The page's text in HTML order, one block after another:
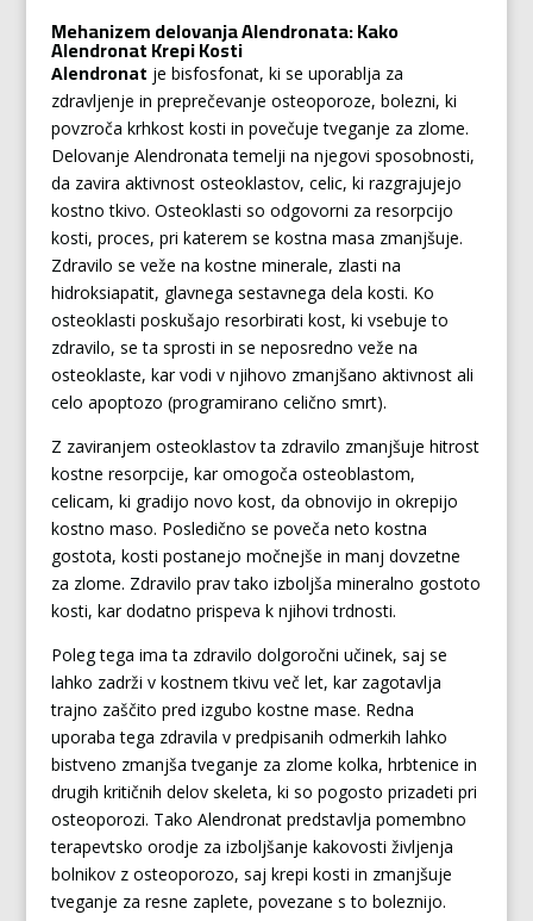
Mehanizem delovanja Alendronata: Kako
Alendronat Krepi Kosti
Alendronat je bisfosfonat, ki se uporablja za
zdravljenje in preprečevanje osteoporoze, bolezni, ki
povzroča krhkost kosti in povečuje tveganje za zlome.
Delovanje Alendronata temelji na njegovi sposobnosti,
da zavira aktivnost osteoklastov, celic, ki razgrajujejo
kostno tkivo. Osteoklasti so odgovorni za resorpcijo
kosti, proces, pri katerem se kostna masa zmanjšuje.
Zdravilo se veže na kostne minerale, zlasti na
hidroksiapatit, glavnega sestavnega dela kosti. Ko
osteoklasti poskušajo resorbirati kost, ki vsebuje to
zdravilo, se ta sprosti in se neposredno veže na
osteoklaste, kar vodi v njihovo zmanjšano aktivnost ali
celo apoptozo (programirano celično smrt).
Z zaviranjem osteoklastov ta zdravilo zmanjšuje hitrost
kostne resorpcije, kar omogoča osteoblastom,
celicam, ki gradijo novo kost, da obnovijo in okrepijo
kostno maso. Posledično se poveča neto kostna
gostota, kosti postanejo močnejše in manj dovzetne
za zlome. Zdravilo prav tako izboljša mineralno gostoto
kosti, kar dodatno prispeva k njihovi trdnosti.
Poleg tega ima ta zdravilo dolgoročni učinek, saj se
lahko zadrži v kostnem tkivu več let, kar zagotavlja
trajno zaščito pred izgubo kostne mase. Redna
uporaba tega zdravila v predpisanih odmerkih lahko
bistveno zmanjša tveganje za zlome kolka, hrbtenice in
drugih kritičnih delov skeleta, ki so pogosto prizadeti pri
osteoporozi. Tako Alendronat predstavlja pomembno
terapevtsko orodje za izboljšanje kakovosti življenja
bolnikov z osteoporozo, saj krepi kosti in zmanjšuje
tveganje za resne zaplete, povezane s to boleznijo.